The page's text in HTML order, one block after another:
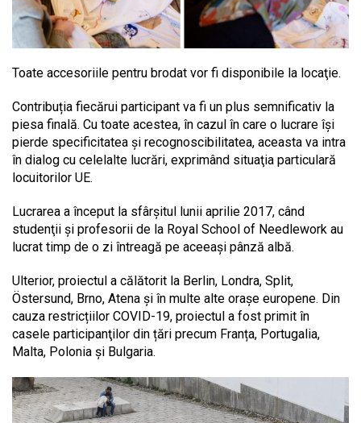
Toate accesoriile pentru brodat vor fi disponibile la locaţie.
Contribuția fiecărui participant va fi un plus semnificativ la
piesa finală. Cu toate acestea, în cazul în care o lucrare îşi
pierde specificitatea și recognoscibilitatea, aceasta va intra
în dialog cu celelalte lucrări, exprimând situaţia particulară
locuitorilor UE.
Lucrarea a început la sfârșitul lunii aprilie 2017, când
studenţii și profesorii de la Royal School of Needlework au
lucrat timp de o zi întreagă pe aceeaşi pânză albă.
Ulterior, proiectul a călătorit la Berlin, Londra, Split,
Östersund, Brno, Atena și în multe alte orașe europene. Din
cauza restricțiilor COVID-19, proiectul a fost primit în
casele participanţilor din țări precum Franța, Portugalia,
Malta, Polonia și Bulgaria.